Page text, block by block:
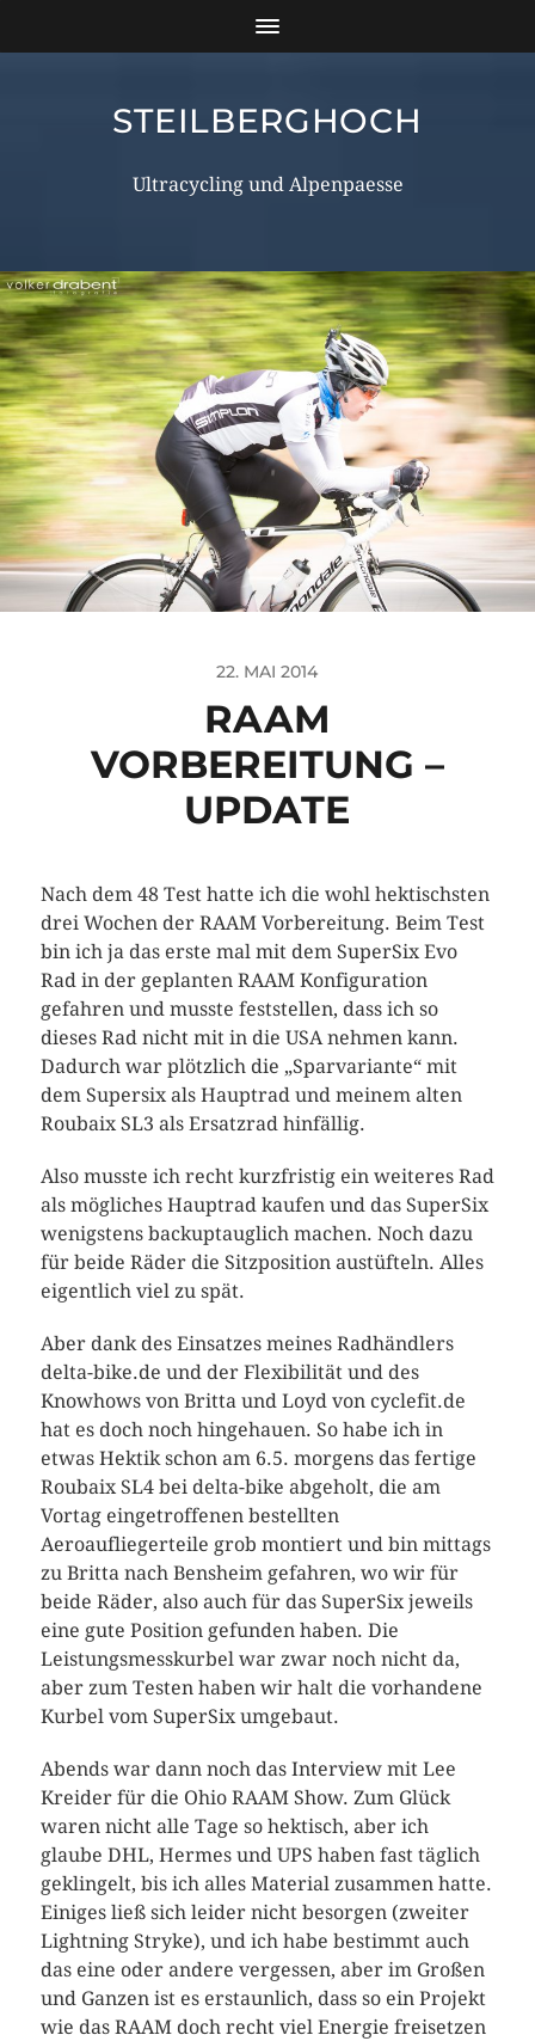
STEILBERGHOCH
Ultracycling und Alpenpaesse
22. MAI 2014
RAAM
VORBEREITUNG –
UPDATE
Nach dem 48 Test hatte ich die wohl hektischsten
drei Wochen der RAAM Vorbereitung. Beim Test
bin ich ja das erste mal mit dem SuperSix Evo
Rad in der geplanten RAAM Konfiguration
gefahren und musste feststellen, dass ich so
dieses Rad nicht mit in die USA nehmen kann.
Dadurch war plötzlich die „Sparvariante“ mit
dem Supersix als Hauptrad und meinem alten
Roubaix SL3 als Ersatzrad hinfällig.
Also musste ich recht kurzfristig ein weiteres Rad
als mögliches Hauptrad kaufen und das SuperSix
wenigstens backuptauglich machen. Noch dazu
für beide Räder die Sitzposition austüfteln. Alles
eigentlich viel zu spät.
Aber dank des Einsatzes meines Radhändlers
delta-bike.de und der Flexibilität und des
Knowhows von Britta und Loyd von cyclefit.de
hat es doch noch hingehauen. So habe ich in
etwas Hektik schon am 6.5. morgens das fertige
Roubaix SL4 bei delta-bike abgeholt, die am
Vortag eingetroffenen bestellten
Aeroaufliegerteile grob montiert und bin mittags
zu Britta nach Bensheim gefahren, wo wir für
beide Räder, also auch für das SuperSix jeweils
eine gute Position gefunden haben. Die
Leistungsmesskurbel war zwar noch nicht da,
aber zum Testen haben wir halt die vorhandene
Kurbel vom SuperSix umgebaut.
Abends war dann noch das Interview mit Lee
Kreider für die Ohio RAAM Show. Zum Glück
waren nicht alle Tage so hektisch, aber ich
glaube DHL, Hermes und UPS haben fast täglich
geklingelt, bis ich alles Material zusammen hatte.
Einiges ließ sich leider nicht besorgen (zweiter
Lightning Stryke), und ich habe bestimmt auch
das eine oder andere vergessen, aber im Großen
und Ganzen ist es erstaunlich, dass so ein Projekt
wie das RAAM doch recht viel Energie freisetzen